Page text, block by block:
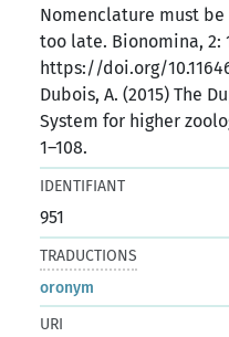
Nomenclature must
too late. Bionomina, 2:
https://doi.org/
Dubois, A. (2015) The
System for higher
1–108.
IDENTIFIANT
951
TRADUCTIONS
oronym
URI